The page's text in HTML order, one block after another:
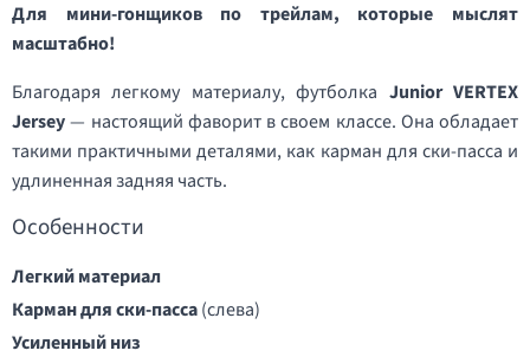
Для мини-гонщиков по трейлам, которые мыслят
масштабно!
Благодаря легкому материалу, футболка Junior VERTEX
Jersey— настоящий фаворит в своем классе. Она обладает
такими практичными деталями, как карман для ски-пасса и
удлиненная задняя часть.
Особенности
Легкий материал
Карман для ски-пасса(слева)
Усиленный низ